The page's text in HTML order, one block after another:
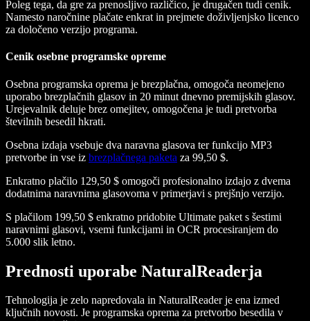
Poleg tega, da gre za prenosljivo različico, je drugačen tudi cenik.
Namesto naročnine plačate enkrat in prejmete doživljenjsko licenco
za določeno verzijo programa.
Cenik osebne programske opreme
Osebna programska oprema je brezplačna, omogoča neomejeno
uporabo brezplačnih glasov in 20 minut dnevno premijskih glasov.
Urejevalnik deluje brez omejitev, omogočena je tudi pretvorba
številnih besedil hkrati.
Osebna izdaja vsebuje dva naravna glasova ter funkcijo MP3
pretvorbe in vse iz brezplačnega paketa za 99,50 $.
Enkratno plačilo 129,50 $ omogoči profesionalno izdajo z dvema
dodatnima naravnima glasovoma v primerjavi s prejšnjo verzijo.
S plačilom 199,50 $ enkratno pridobite Ultimate paket s šestimi
naravnimi glasovi, vsemi funkcijami in OCR procesiranjem do
5.000 slik letno.
Prednosti uporabe NaturalReaderja
Tehnologija je zelo napredovala in NaturalReader je ena izmed
ključnih novosti. Je programska oprema za pretvorbo besedila v